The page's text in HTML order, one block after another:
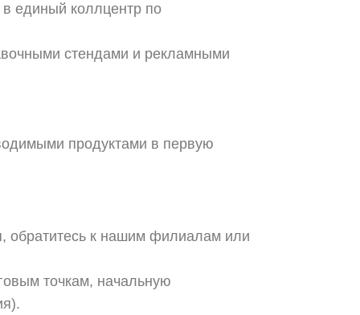
единый коллцентр по
стендами и рекламными
продуктами в первую
обратитесь к нашим филиалам или
точкам, начальную